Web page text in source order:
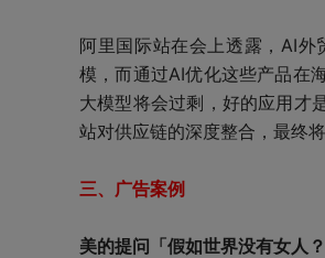
阿里国际站在会上透露，AI
模，而通过AI优化这些产品在
大模型将会过剩，好的应用才
站对供应链的深度整合，最终
三、广告案例
美的提问「假如世界没有女人？